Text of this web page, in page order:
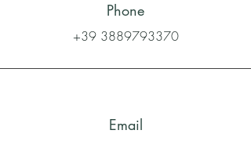
Phone
+39 3889793370
Email